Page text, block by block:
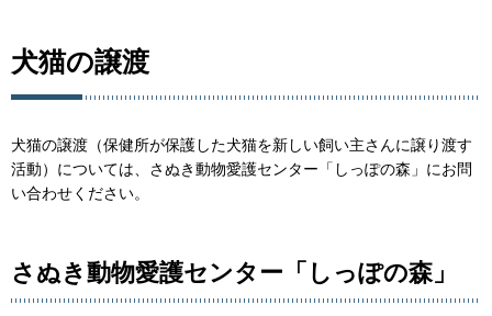
犬猫の譲渡
犬猫の譲渡（保健所が保護した犬猫を新しい飼い主さんに譲り渡す
活動）については、さぬき動物愛護センター「しっぽの森」にお問
い合わせください。
さぬき動物愛護センター「しっぽの森」